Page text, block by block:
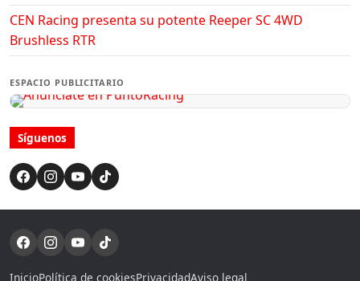
CEN Racing presenta su potente Reeper SC 4WD
Brushless RTR
ESPACIO PUBLICITARIO
Síguenos
InicioPolítica de cookiesPrivacidadAviso legal